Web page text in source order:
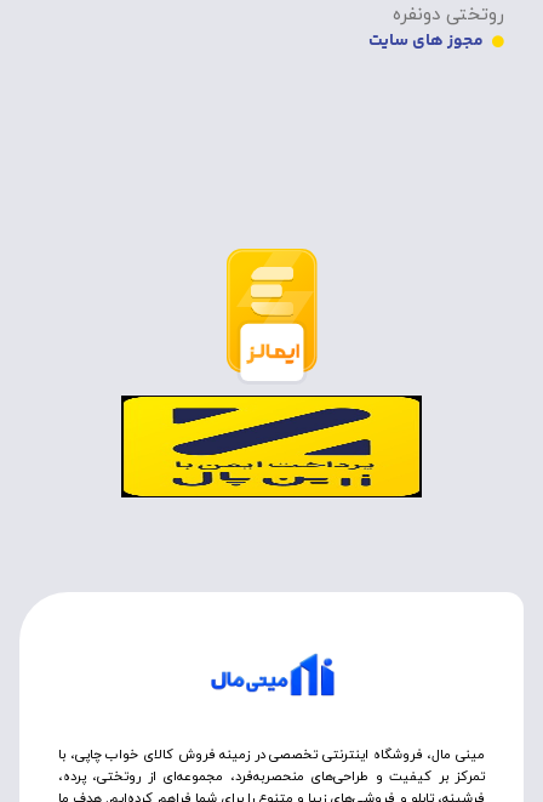
روتختی دونفره
مجوز های سایت
مینی مال، فروشگاه اینترنتی تخصصی در زمینه فروش کالای خواب چاپی، با
تمرکز بر کیفیت و طراحی‌های منحصربه‌فرد، مجموعه‌ای از روتختی‌، پرده،